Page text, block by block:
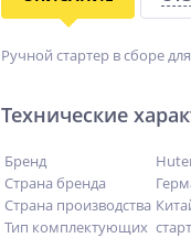
Ручной стартер в сборе
Технические
Бренд
Страна бренда
Страна производства
Тип комплектующих